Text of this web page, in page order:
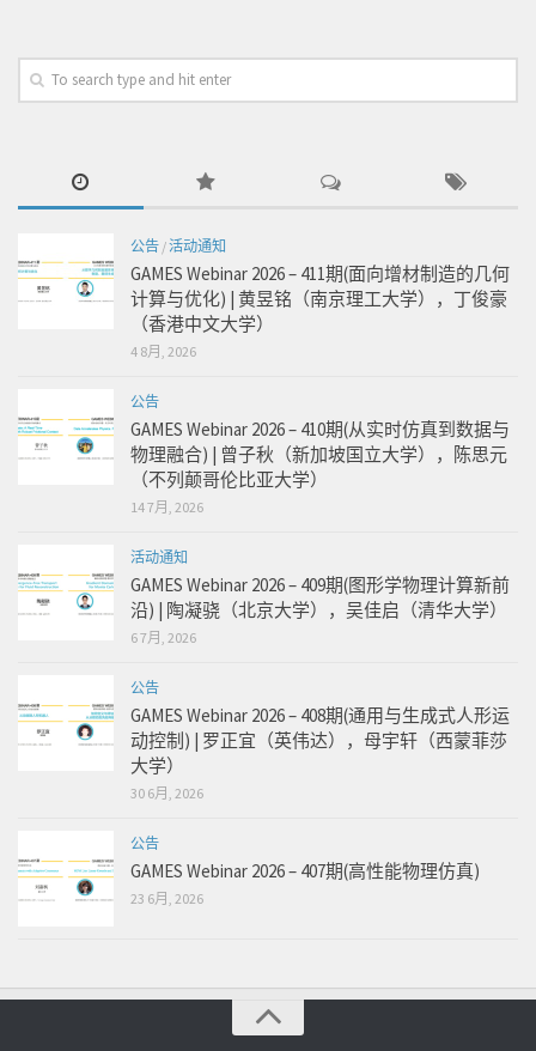
公告 /活动通知
GAMES Webinar 2026 – 411期(面向增材制造的几何
计算与优化) | 黄昱铭（南京理工大学），丁俊豪
（香港中文大学）
4 8月, 2026
公告
GAMES Webinar 2026 – 410期(从实时仿真到数据与
物理融合) | 曾子秋（新加坡国立大学），陈思元
（不列颠哥伦比亚大学）
14 7月, 2026
活动通知
GAMES Webinar 2026 – 409期(图形学物理计算新前
沿) | 陶凝骁（北京大学），吴佳启（清华大学）
6 7月, 2026
公告
GAMES Webinar 2026 – 408期(通用与生成式人形运
动控制) | 罗正宜（英伟达），母宇轩（西蒙菲莎
大学）
30 6月, 2026
公告
GAMES Webinar 2026 – 407期(高性能物理仿真)
23 6月, 2026